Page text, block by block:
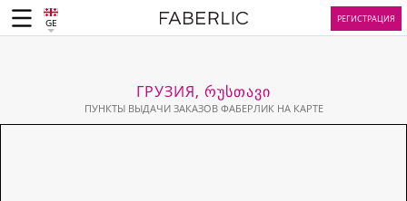
GE РЕГИСТРАЦИЯ
ГРУЗИЯ, ᲠᲣᲡᲗᲐᲕᲘ
ПУНКТЫ ВЫДАЧИ ЗАКАЗОВ ФАБЕРЛИК НА КАРТЕ